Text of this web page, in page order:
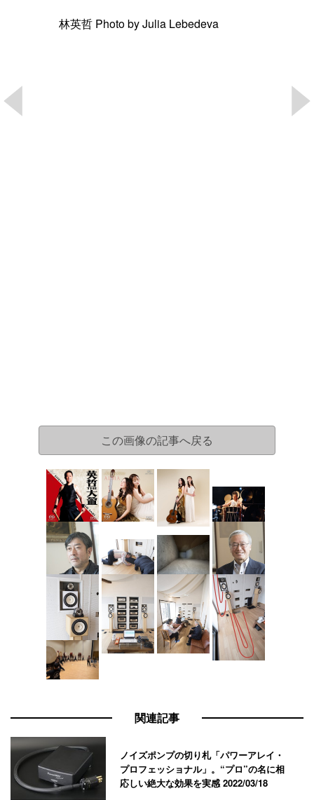
林英哲 Photo by Julia Lebedeva
この画像の記事へ戻る
関連記事
ノイズポンプの切り札「パワーアレイ・
プロフェッショナル」。“プロ”の名に相
応しい絶大な効果を実感2022/03/18